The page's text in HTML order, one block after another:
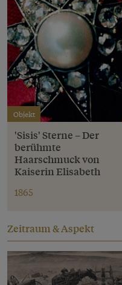
Objekt
'Sisis' Sterne – Der
berühmte
Haarschmuck von
Kaiserin Elisabeth
1865
Zeitraum & Aspekt